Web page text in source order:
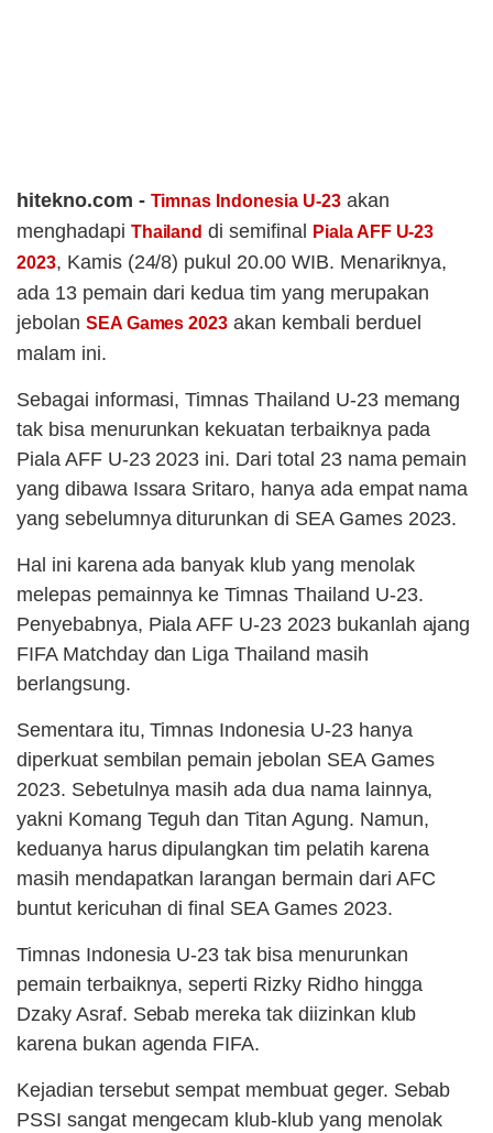
hitekno.com - Timnas Indonesia U-23akan
menghadapi Thailand di semifinal
Piala AFF U-23
2023, Kamis (24/8) pukul 20.00 WIB. Menariknya,
ada 13 pemain dari kedua tim yang merupakan
jebolan SEA Games 2023 akan kembali berduel
malam ini.
Sebagai informasi, Timnas Thailand U-23 memang
tak bisa menurunkan kekuatan terbaiknya pada
Piala AFF U-23 2023 ini. Dari total 23 nama pemain
yang dibawa Issara Sritaro, hanya ada empat nama
yang sebelumnya diturunkan di SEA Games 2023.
Hal ini karena ada banyak klub yang menolak
melepas pemainnya ke Timnas Thailand U-23.
Penyebabnya, Piala AFF U-23 2023 bukanlah ajang
FIFA Matchday dan Liga Thailand masih
berlangsung.
Sementara itu, Timnas Indonesia U-23 hanya
diperkuat sembilan pemain jebolan SEA Games
2023. Sebetulnya masih ada dua nama lainnya,
yakni Komang Teguh dan Titan Agung. Namun,
keduanya harus dipulangkan tim pelatih karena
masih mendapatkan larangan bermain dari AFC
buntut kericuhan di final SEA Games 2023.
Timnas Indonesia U-23 tak bisa menurunkan
pemain terbaiknya, seperti Rizky Ridho hingga
Dzaky Asraf. Sebab mereka tak diizinkan klub
karena bukan agenda FIFA.
Kejadian tersebut sempat membuat geger. Sebab
PSSI sangat mengecam klub-klub yang menolak